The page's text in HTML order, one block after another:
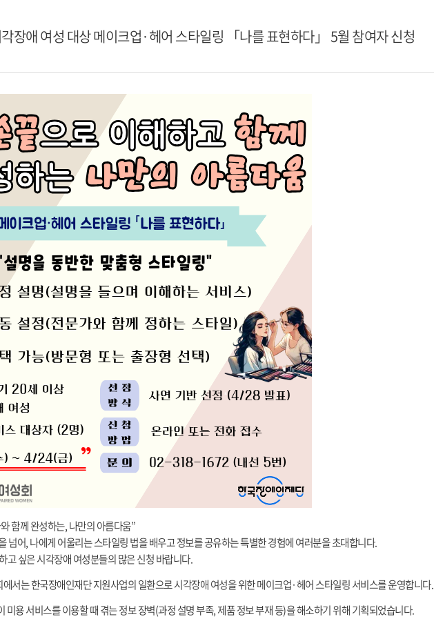
장애 여성 대상 메이크업·헤어 스타일링 「나를 표현하다」 5월 참여자 신청
함께 완성하는, 나만의 아름다움”
넘어, 나에게 어울리는 스타일링 법을 배우고 정보를 공유하는 특별한 경험에 여러분을 초대합니다.
고 싶은 시각장애 여성분들의 많은 신청 바랍니다.
서는 한국장애인재단 지원사업의 일환으로 시각장애 여성을 위한 메이크업·헤어 스타일링 서비스를 운영합니다.
미용 서비스를 이용할 때 겪는 정보 장벽(과정 설명 부족, 제품 정보 부재 등)을 해소하기 위해 기획되었습니다.